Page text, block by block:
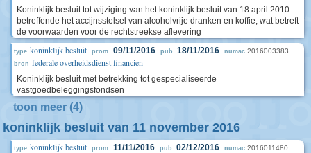
Koninklijk besluit tot wijziging van het koninklijk besluit van 18 april 2010
betreffende het accijnsstelsel van alcoholvrije dranken en koffie, wat betreft
de voorwaarden voor de rechtstreekse aflevering
type koninklijk besluit prom. 09/11/2016 pub. 18/11/2016 numac 2016003383
bron federale overheidsdienst financien
Koninklijk besluit met betrekking tot gespecialiseerde
vastgoedbeleggingsfondsen
toon meer (4)
koninklijk besluit van 11 november 2016
type koninklijk besluit prom. 11/11/2016 pub. 02/12/2016 numac 2016011480